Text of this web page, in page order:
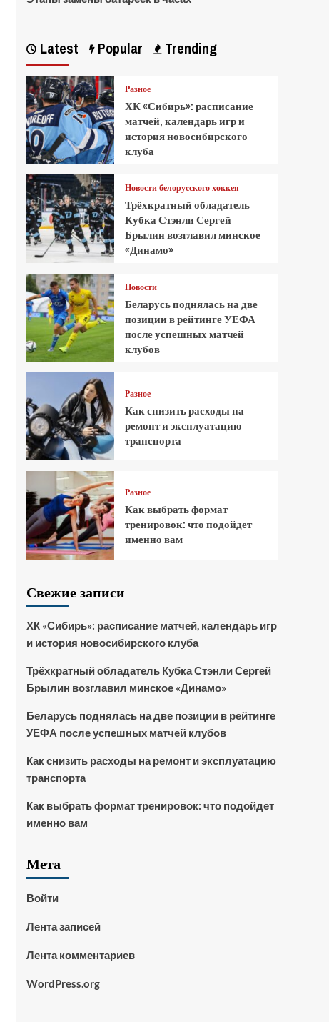
Latest Popular Trending
Разное
ХК «Сибирь»: расписание
матчей, календарь игр и
история новосибирского
клуба
Новости белорусского хоккея
Трёхкратный обладатель
Кубка Стэнли Сергей
Брылин возглавил минское
«Динамо»
Новости
Беларусь поднялась на две
позиции в рейтинге УЕФА
после успешных матчей
клубов
Разное
Как снизить расходы на
ремонт и эксплуатацию
транспорта
Разное
Как выбрать формат
тренировок: что подойдет
именно вам
Свежие записи
ХК «Сибирь»: расписание матчей, календарь игр
и история новосибирского клуба
Трёхкратный обладатель Кубка Стэнли Сергей
Брылин возглавил минское «Динамо»
Беларусь поднялась на две позиции в рейтинге
УЕФА после успешных матчей клубов
Как снизить расходы на ремонт и эксплуатацию
транспорта
Как выбрать формат тренировок: что подойдет
именно вам
Мета
Войти
Лента записей
Лента комментариев
WordPress.org